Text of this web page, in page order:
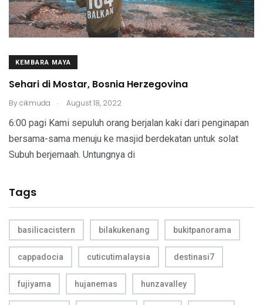
KEMBARA MAYA
Sehari di Mostar, Bosnia Herzegovina
Bycikmuda . August 18, 2022
6:00 pagi Kami sepuluh orang berjalan kaki dari penginapan
bersama-sama menuju ke masjid berdekatan untuk solat
Subuh berjemaah. Untungnya di
Tags
basilicacistern bilakukenang bukitpanorama
cappadocia cuticutimalaysia destinasi7
fujiyama hujanemas hunzavalley